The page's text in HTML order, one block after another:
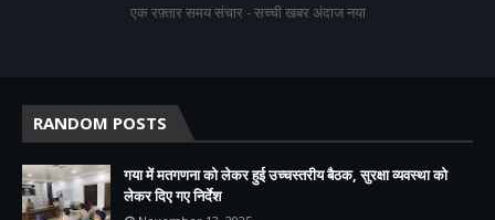
एक रफ़्तार समय संचार - सच्ची खबर अंदाज नया
RANDOM POSTS
गया में मतगणना को लेकर हुई उच्चस्तरीय बैठक, सुरक्षा व्यवस्था को
लेकर दिए गए निर्देश